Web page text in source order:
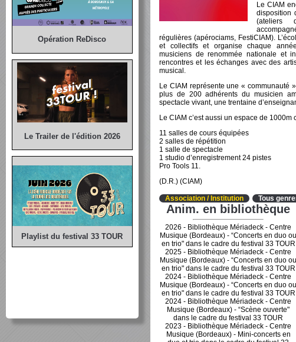
Opération ReDisco
Le Trailer de l'édition 2026
Playlist du festival 33 TOUR
Le CIAM
disposition
(ateliers
régulières (apérociams, FestiCIAM).
et collectifs et organise chaque
musiciens de renommée nationale et
rencontres et les échanges avec des
musical.
Le CIAM représente une « communauté
plus de 200 adhérents du musicien
spectacle vivant, une trentaine
Le CIAM c’est aussi un espace de 1000m
11 salles de cours équipées
2 salles de répétition
1 salle de spectacle
1 studio d’enregistrement 24 pistes
Pro Tools 11.
(D.R.) (CIAM)
Association / Institution Tous
Anim. en bibliothèque
2026 - Bibliothèque Mériadeck - Centre
Musique (Bordeaux) - “Concerts en duo ou
en trio" dans le cadre du festival 33 TOUR
2025 - Bibliothèque Mériadeck - Centre
Musique (Bordeaux) - “Concerts en duo ou
en trio" dans le cadre du festival 33 TOUR
2024 - Bibliothèque Mériadeck - Centre
Musique (Bordeaux) - “Concerts en duo ou
en trio" dans le cadre du festival 33 TOUR
2024 - Bibliothèque Mériadeck - Centre
Musique (Bordeaux) - “Scène ouverte"
dans le cadre du festival 33 TOUR
2023 - Bibliothèque Mériadeck - Centre
Musique (Bordeaux) - Mini-concerts en